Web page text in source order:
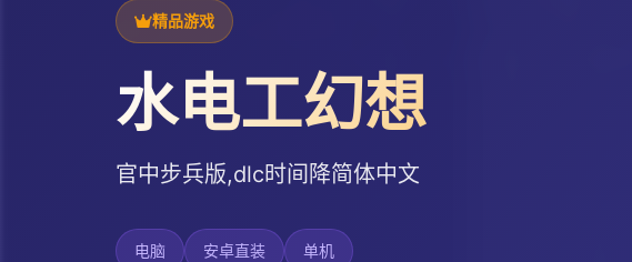
精品游戏
水电工幻想
官中步兵版,dlc时间降简体中文
电脑 安卓直装 单机